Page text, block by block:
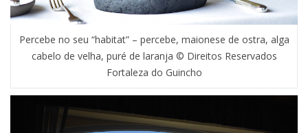
Percebe no seu “habitat” – percebe, maionese de ostra, alga
cabelo de velha, puré de laranja © Direitos Reservados
Fortaleza do Guincho